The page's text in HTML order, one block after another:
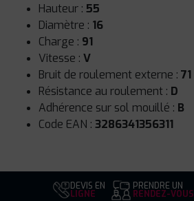
Hauteur : 55
Diamètre : 16
Charge : 91
Vitesse : V
Bruit de roulement externe : 71
Résistance au roulement : D
Adhérence sur sol mouillé : B
Code EAN : 3286341356311
DEVIS EN
LIGNE
PRENDRE UN
RENDEZ-VOUS